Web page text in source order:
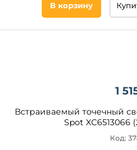
В корзину
1
Встраиваемый точечный
Spot XC6513066
Код: